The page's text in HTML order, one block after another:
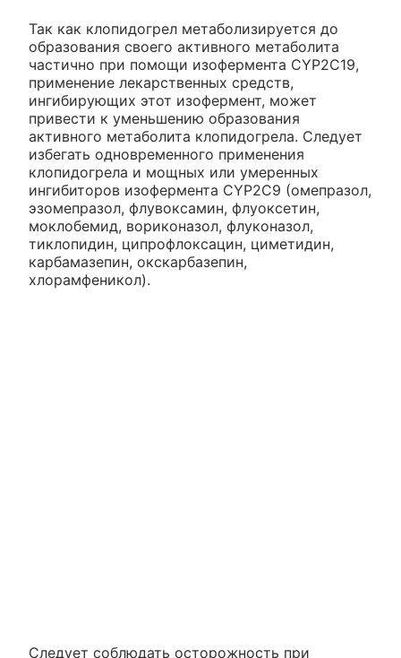
Так как клопидогрел метаболизируется до
образования своего активного метаболита
частично при помощи изофермента CYP2C19,
применение лекарственных средств,
ингибирующих этот изофермент, может
привести к уменьшению образования
активного метаболита клопидогрела. Следует
избегать одновременного применения
клопидогрела и мощных или умеренных
ингибиторов изофермента CYP2C9 (омепразол,
эзомепразол, флувоксамин, флуоксетин,
моклобемид, вориконазол, флуконазол,
тиклопидин, ципрофлоксацин, циметидин,
карбамазепин, окскарбазепин,
хлорамфеникол).
Следует соблюдать осторожность при